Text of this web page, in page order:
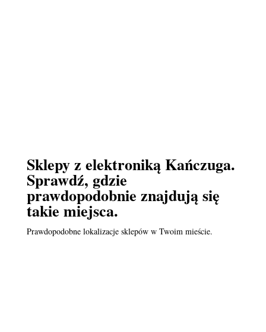
Sklepy z elektroniką Kańczuga.
Sprawdź, gdzie
prawdopodobnie znajdują się
takie miejsca.
Prawdopodobne lokalizacje sklepów w Twoim mieście.